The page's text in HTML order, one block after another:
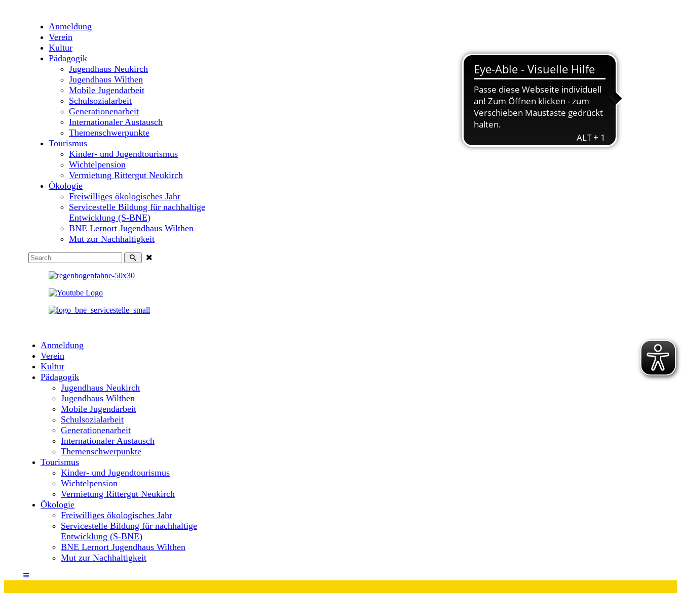
Anmeldung
Verein
Kultur
Pädagogik
Jugendhaus Neukirch
Jugendhaus Wilthen
Mobile Jugendarbeit
Schulsozialarbeit
Generationenarbeit
Internationaler Austausch
Themenschwerpunkte
Tourismus
Kinder- und Jugendtourismus
Wichtelpension
Vermietung Rittergut Neukirch
Ökologie
Freiwilliges ökologisches Jahr
Servicestelle Bildung für nachhaltige
Entwicklung (S-BNE)
BNE Lernort Jugendhaus Wilthen
Mut zur Nachhaltigkeit
Anmeldung
Verein
Kultur
Pädagogik
Jugendhaus Neukirch
Jugendhaus Wilthen
Mobile Jugendarbeit
Schulsozialarbeit
Generationenarbeit
Internationaler Austausch
Themenschwerpunkte
Tourismus
Kinder- und Jugendtourismus
Wichtelpension
Vermietung Rittergut Neukirch
Ökologie
Freiwilliges ökologisches Jahr
Servicestelle Bildung für nachhaltige
Entwicklung (S-BNE)
BNE Lernort Jugendhaus Wilthen
Mut zur Nachhaltigkeit